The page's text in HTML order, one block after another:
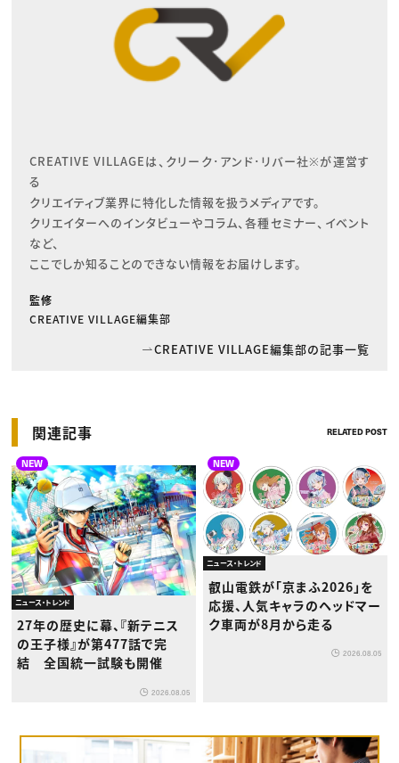
CREATIVE VILLAGEは、クリーク･アンド･リバー社※が運営す
る
クリエイティブ業界に特化した情報を扱うメディアです。
クリエイターへのインタビューやコラム、各種セミナー、イベント
など、
ここでしか知ることのできない情報をお届けします。
監修
CREATIVE VILLAGE編集部
CREATIVE VILLAGE編集部の記事一覧
関連記事 RELATED POST
NEW
ニュース・トレンド
27年の歴史に幕、『新テニス
の王子様』が第477話で完
結 全国統一試験も開催
2026.08.05
NEW
ニュース・トレンド
叡山電鉄が「京まふ2026」を
応援、人気キャラのヘッドマー
ク車両が8月から走る
2026.08.05